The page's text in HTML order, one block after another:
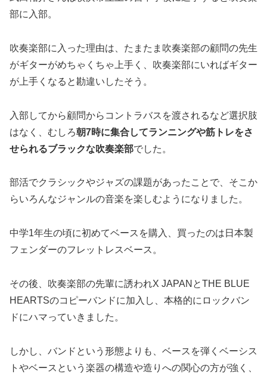
部に入部。
吹奏楽部に入った理由は、たまたま吹奏楽部の顧問の先生
がギターがめちゃくちゃ上手く、吹奏楽部にいればギター
が上手くなると勘違いしたそう。
入部してから顧問からコントラバスを渡されるなど選択肢
はなく、むしろ朝7時に集合してランニングや筋トレをさ
せられるブラックな吹奏楽部でした。
部活でクラシックやジャズの課題があったことで、そこか
らいろんなジャンルの音楽を楽しむようになりました。
中学1年生の頃に初めてベースを購入、買ったのは日本製
フェンダーのフレットレスベース。
その後、吹奏楽部の先輩に誘われX JAPANとTHE BLUE
HEARTSのコピーバンドに加入し、本格的にロックバン
ドにハマっていきました。
しかし、バンドという形態よりも、ベースを弾くベーシス
トやベースという楽器の構造や造りへの関心の方が強く、